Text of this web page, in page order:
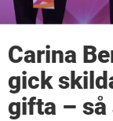
Carina
gick
gifta – så